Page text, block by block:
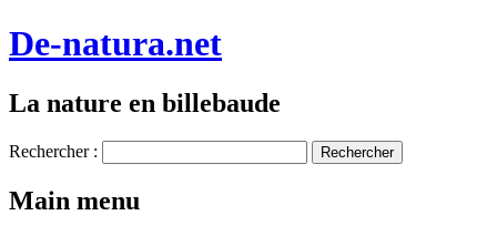
De-natura.net
La nature en billebaude
Rechercher :
Main menu